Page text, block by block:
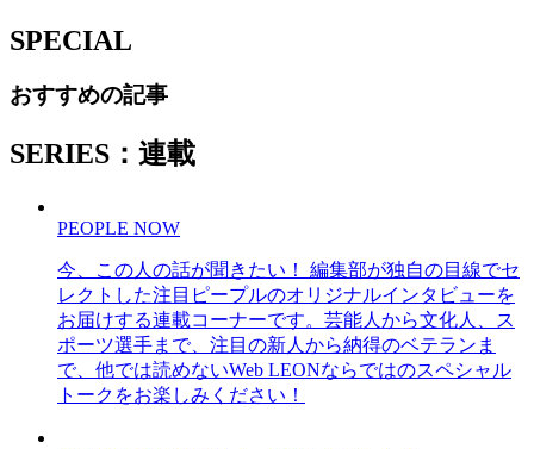
SPECIAL
おすすめの記事
SERIES：連載
PEOPLE NOW
今、この人の話が聞きたい！ 編集部が独自の目線でセ
レクトした注目ピープルのオリジナルインタビューを
お届けする連載コーナーです。芸能人から文化人、ス
ポーツ選手まで、注目の新人から納得のベテランま
で、他では読めないWeb LEONならではのスペシャル
トークをお楽しみください！